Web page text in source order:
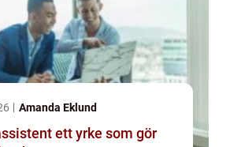
Amanda Eklund
yrke som gör